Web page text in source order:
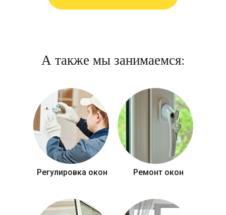
А также мы занимаемся:
Регулировка окон Ремонт окон